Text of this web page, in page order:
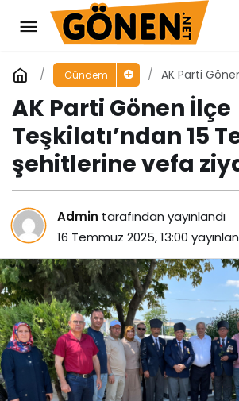
Gündem
AK Parti
şehitlerine
AK Parti Gönen İlçe
Teşkilatı’ndan 15
şehitlerine vefa
Admin tarafından yayınlandı
16 Temmuz 2025, 13:00